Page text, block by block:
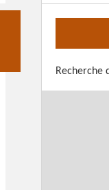
Recherche